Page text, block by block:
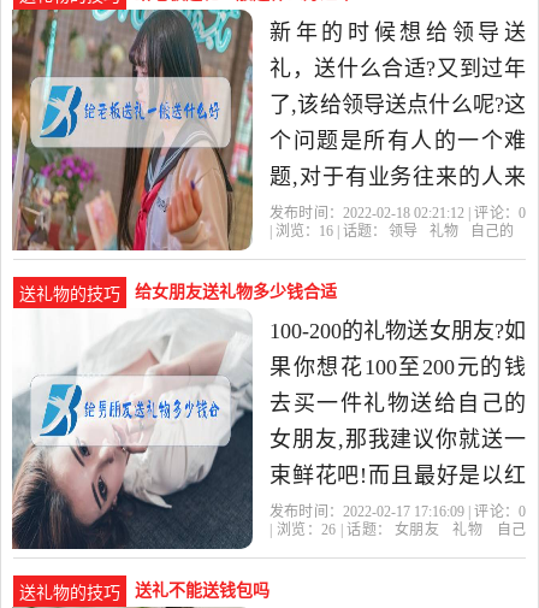
新年的时候想给领导送
礼，送什么合适?又到过年
了,该给领导送点什么呢?这
个问题是所有人的一个难
题,对于有业务往来的人来
说,应该不难,现在过年领导
不
发布时间：2022-02-18 02:21:12 | 评论： 0
| 浏览： 16 | 话题： 领导 礼物 自己的
送礼物的技巧 给女朋友送礼物多少钱合适
100-200的礼物送女朋友?如
果你想花100至200元的钱
去买一件礼物送给自己的
女朋友,那我建议你就送一
束鲜花吧!而且最好是以红
色玫瑰花为主题的,而且最
发布时间：2022-02-17 17:16:09 | 评论： 0
| 浏览：26 | 话题： 女朋友 礼物
自己
送礼物的技巧 送礼不能送钱包吗